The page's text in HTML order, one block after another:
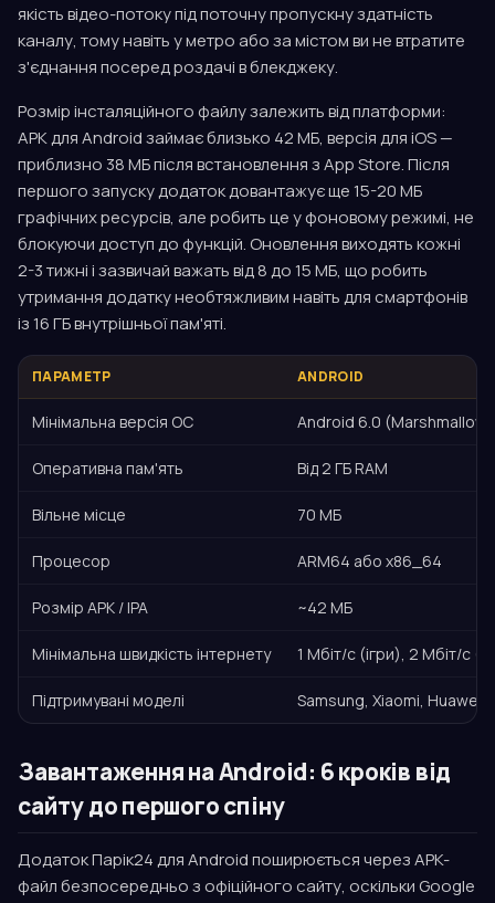
якість відео-потоку під поточну пропускну здатність
каналу, тому навіть у метро або за містом ви не втратите
з'єднання посеред роздачі в блекджеку.
Розмір інсталяційного файлу залежить від платформи:
APK для Android займає близько 42 МБ, версія для iOS —
приблизно 38 МБ після встановлення з App Store. Після
першого запуску додаток довантажує ще 15-20 МБ
графічних ресурсів, але робить це у фоновому режимі, не
блокуючи доступ до функцій. Оновлення виходять кожні
2-3 тижні і зазвичай важать від 8 до 15 МБ, що робить
утримання додатку необтяжливим навіть для смартфонів
із 16 ГБ внутрішньої пам'яті.
ПАРАМЕТР ANDROID
Мінімальна версія ОС Android 6.0 (Marshmallow)
Оперативна пам'ять Від 2 ГБ RAM
Вільне місце 70 МБ
Процесор ARM64 або x86_64
Розмір APK / IPA ~42 МБ
Мінімальна швидкість інтернету 1 Мбіт/с (ігри), 2 Мбіт/с
Підтримувані моделі Samsung, Xiaomi, Huawei,
Завантаження на Android: 6 кроків від
сайту до першого спіну
Додаток Парік24 для Android поширюється через APK-
файл безпосередньо з офіційного сайту, оскільки Google